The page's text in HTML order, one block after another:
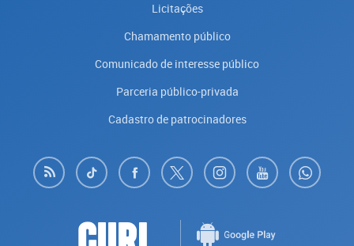
Licitações
Chamamento público
Comunicado de interesse público
Parceria público-privada
Cadastro de patrocinadores